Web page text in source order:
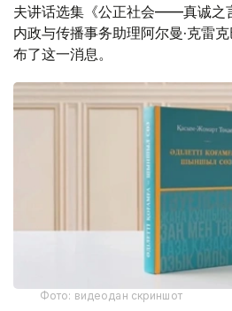
夫讲话选集《公正社会——真诚之
内政与传播事务助理阿尔曼·克雷
布了这一消息。
Фото: видеодан скриншот